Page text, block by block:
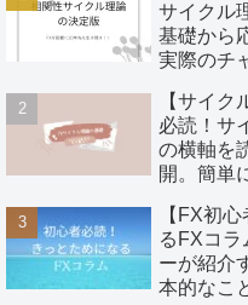
サイクル
基礎から
実際のチ
【サイク
必読！サ
の横軸を
開。簡単
【FX初
るFXコラ
ーが紹介
本的なこ